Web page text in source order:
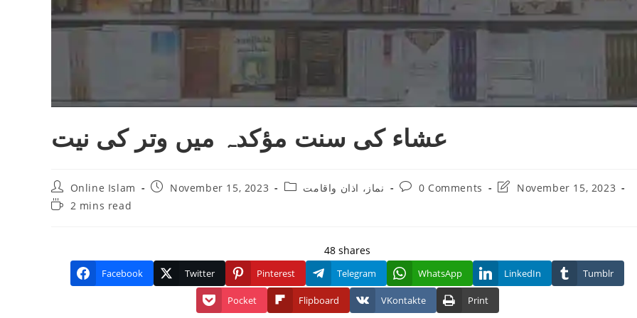
عشاء کی سنت مؤکدہ میں وتر کی نیت
Post
author:
Online Islam
PostNovember 15, 2023
Postنماز، اذان واقامت
Post0 Comments
PostNovember 15, 2023
Reading2 mins read
48 shares
Facebook Twitter Pinterest Telegram WhatsApp LinkedIn Tumblr
Pocket Flipboard VKontakte Print